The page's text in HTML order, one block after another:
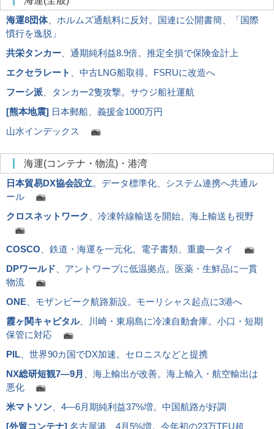
海運8団体、ホルムズ通航料に反対。国連に公開書簡、「国際
慣行を逸脱」
共栄タンカー 、通期純利益8.9倍。推定全損で保険金計上
エクセラレート
、中古LNG船取得。FSRUに改造へ
フーシ派 、タンカー2隻攻撃。サウジ船社運航
[熊本地震] 日本郵船、義援金1000万円
山水インデックス
海運(コンテナ・物流)・港湾
日本貿易DX協会設立。データ標準化、システム連携へ共通ル
ール
クロスネットワーク
、冷凍幹線輸送を開始。海上輸送も視野
COSCO 、鉄道・海運を一元化。電子書類、重慶―タイ
DPワールド 、アントワープに低温拠点。医薬・生鮮品に一貫
物流
ONE 、モザンビーク航路新設。モーリシャス起点に3港へ
霞ヶ関キャピタル、川崎・東扇島に冷凍自動倉庫。小口・短期
保管に対応
PIL 、世界90カ国でDX加速。セロニスなどと提携
NX総研短観7―9月
、海上輸出が改善。海上輸入・航空輸出は
悪化
米マトソン 、4―6月期純利益37%増。中国航路が好調
[外貿コンテナ] 名古屋港、4月5%増。今年初の23万TEU超